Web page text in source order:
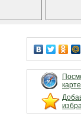
карте